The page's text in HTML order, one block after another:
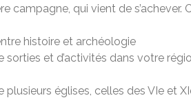
campagne, qui vient de s’achever.
et d’activités dans votre
églises, celles des VIe et